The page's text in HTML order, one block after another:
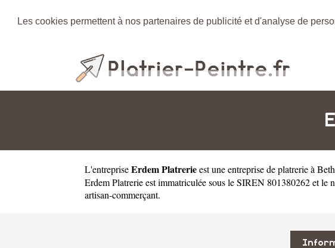
Les cookies permettent à nos partenaires de publicité et d'analyse de
L'entrepriseErdem Platrerieest uneentreprise de platrerie à
Erdem Platrerie est immatriculée sous le SIREN 801380262 et
artisan-commerçant.